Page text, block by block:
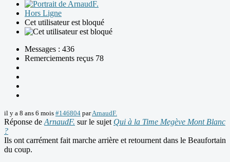
Hors Ligne
Cet utilisateur est bloqué
Messages : 436
Remerciements reçus 78
il y a 8 ans 6 mois #146804 parArnaudF.
Réponse de ArnaudF. sur le sujet Qui à la Time Megève Mont Blanc
?
Ils ont carrément fait marche arrière et retournent dans le Beaufortain
du coup.